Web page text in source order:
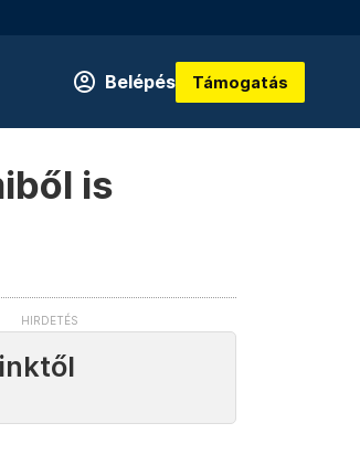
Belépés Támogatás
is